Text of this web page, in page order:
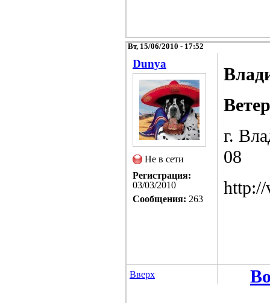
Вт, 15/06/2010 - 17:52
Dunya
Не в сети
Регистрация:
03/03/2010
Сообщения: 263
г.
08
Вверх